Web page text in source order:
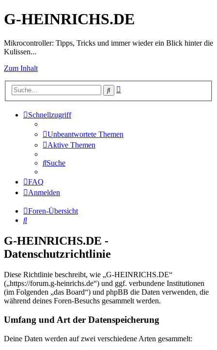
G-HEINRICHS.DE
Mikrocontroller: Tipps, Tricks und immer wieder ein Blick hinter die
Kulissen...
Zum Inhalt
Suche
Schnellzugriff
Unbeantwortete Themen
Aktive Themen
Suche
FAQ
Anmelden
Foren-Übersicht
Suche
G-HEINRICHS.DE -
Datenschutzrichtlinie
Diese Richtlinie beschreibt, wie „G-HEINRICHS.DE“
(„https://forum.g-heinrichs.de“) und ggf. verbundene Institutionen
(im Folgenden „das Board“) und phpBB die Daten verwenden, die
während deines Foren-Besuchs gesammelt werden.
Umfang und Art der Datenspeicherung
Deine Daten werden auf zwei verschiedene Arten gesammelt: